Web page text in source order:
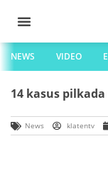
NEWS VIDEO
14 kasus
News klatentv